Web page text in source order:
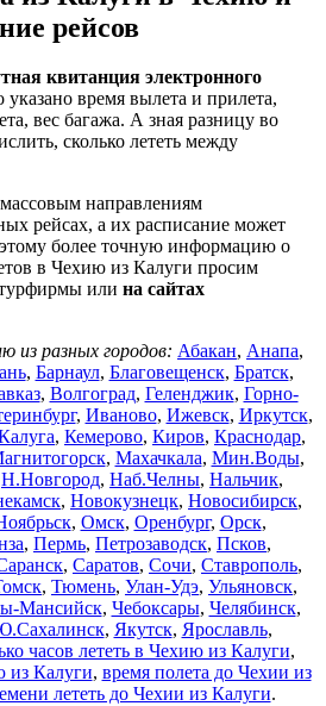
рейсов
квитанция электронного
время вылета и прилета,
вес багажа. А зная разницу во
сколько лететь между
направлениям
рейсах, а их расписание может
более точную информацию о
в Чехию из Калуги просим
или на сайтах
из разных городов: Абакан, Анапа,
, Барнаул, Благовещенск, Братск,
, Волгоград, Геленджик, Горно-
, Иваново, Ижевск, Иркутск,
, Кемерово, Киров, Краснодар,
, Махачкала, Мин.Воды,
Н.Новгород, Наб.Челны, Нальчик,
, Новокузнецк, Новосибирск,
, Омск, Оренбург, Орск,
, Пермь, Петрозаводск, Псков,
, Саратов, Сочи, Ставрополь,
, Тюмень, Улан-Удэ, Ульяновск,
Мансийск, Чебоксары, Челябинск,
, Якутск, Ярославль,
часов лететь в Чехию из Калуги,
из Калуги, время полета до Чехии из
лететь до Чехии из Калуги.